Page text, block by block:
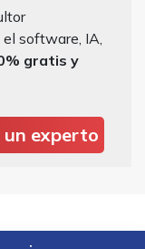
software, IA,
gratis y
un experto